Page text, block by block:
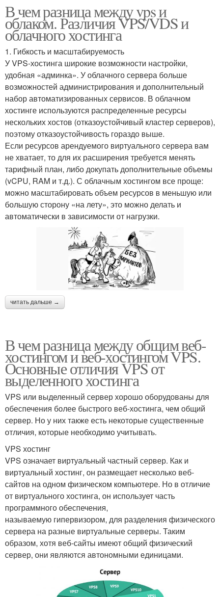
В чем разница между vps и
облаком. Различия VPS/VDS и
облачного хостинга
1. Гибкость и масштабируемость
У VPS-хостинга широкие возможности настройки,
удобная «админка». У облачного сервера больше
возможностей администрирования и дополнительный
набор автоматизированных сервисов. В облачном
хостинге используются распределенные ресурсы
нескольких хостов (отказоустойчивый кластер серверов),
поэтому отказоустойчивость гораздо выше.
Если ресурсов арендуемого виртуального сервера вам
не хватает, то для их расширения требуется менять
тарифный план, либо докупать дополнительные объемы
(vCPU, RAM и т.д.). С облачным хостингом все проще:
можно масштабировать объем ресурсов в меньшую или
большую сторону «на лету», это можно делать и
автоматически в зависимости от нагрузки.
читать дальше →
В чем разница между общим веб-
хостингом и веб-хостингом VPS.
Основные отличия VPS от
выделенного хостинга
VPS или выделенный сервер хорошо оборудованы для
обеспечения более быстрого веб-хостинга, чем общий
сервер. Но у них также есть некоторые существенные
отличия, которые необходимо учитывать.
VPS хостинг
VPS означает виртуальный частный сервер. Как и
виртуальный хостинг, он размещает несколько веб-
сайтов на одном физическом компьютере. Но в отличие
от виртуального хостинга, он использует часть
программного обеспечения,
называемую гипервизором, для разделения физического
сервера на разные виртуальные серверы. Таким
образом, хотя веб-сайты имеют общий физический
сервер, они являются автономными единицами.